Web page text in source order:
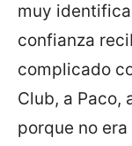
muy
confianza
complicado
Club, a Paco,
porque no